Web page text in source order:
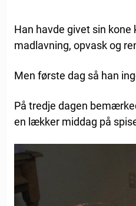
Han havde givet sin kone
madlavning, opvask og
Men første dag så han
På tredje dagen
en lækker middag på